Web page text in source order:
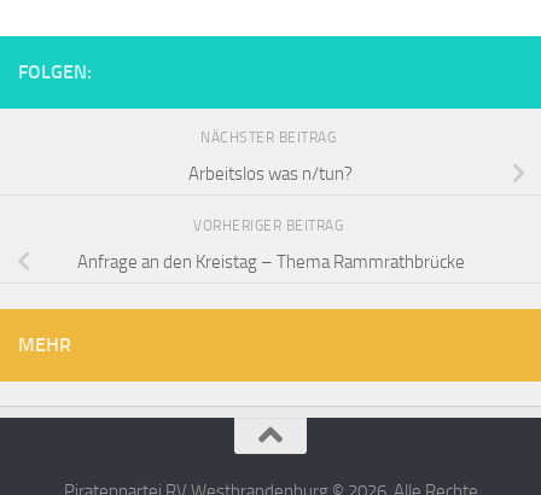
FOLGEN:
NÄCHSTER BEITRAG
Arbeitslos was n/tun?
VORHERIGER BEITRAG
Anfrage an den Kreistag – Thema Rammrathbrücke
MEHR